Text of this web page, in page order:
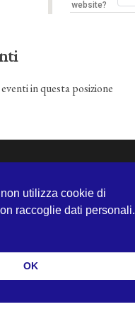
website?
in questa posizione
utilizza cookie di
raccoglie dati personali.
OK